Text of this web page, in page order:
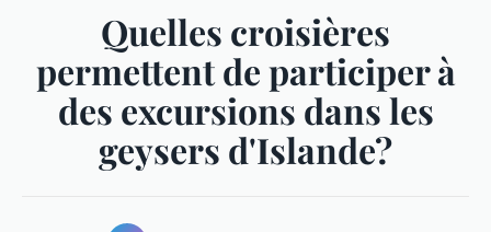
Quelles croisières
permettent de participer à
des excursions dans les
geysers d'Islande?